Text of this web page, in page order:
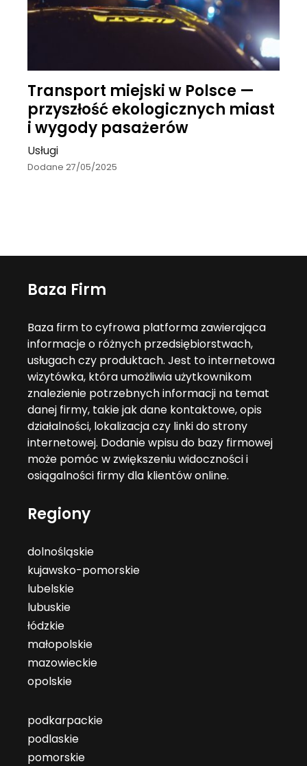
Transport miejski w Polsce —
przyszłość ekologicznych miast
i wygody pasażerów
Usługi
Dodane 27/05/2025
Baza Firm
Baza firm to cyfrowa platforma zawierająca
informacje o różnych przedsiębiorstwach,
usługach czy produktach. Jest to internetowa
wizytówka, która umożliwia użytkownikom
znalezienie potrzebnych informacji na temat
danej firmy, takie jak dane kontaktowe, opis
działalności, lokalizacja czy linki do strony
internetowej. Dodanie wpisu do bazy firmowej
może pomóc w zwiększeniu widoczności i
osiągalności firmy dla klientów online.
Regiony
dolnośląskie
kujawsko-pomorskie
lubelskie
lubuskie
łódzkie
małopolskie
mazowieckie
opolskie
podkarpackie
podlaskie
pomorskie